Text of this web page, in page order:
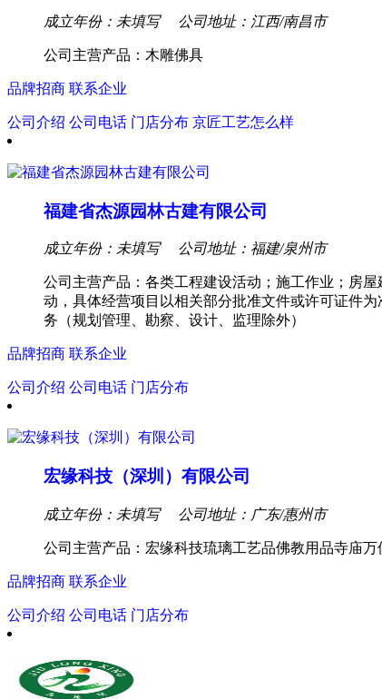
成立年份：未填写 公司地址：江西/南昌市
公司主营产品：木雕佛具
品牌招商 联系企业
公司介绍 公司电话 门店分布 京匠工艺怎么样
福建省杰源园林古建有限公司
成立年份：未填写 公司地址：福建/泉州市
公司主营产品：各类工程建设活动；施工作业；房
动，具体经营项目以相关部分批准文件或许可证件
务（规划管理、勘察、设计、监理除外）
品牌招商 联系企业
公司介绍 公司电话 门店分布
宏缘科技（深圳）有限公司
成立年份：未填写 公司地址：广东/惠州市
公司主营产品：宏缘科技琉璃工艺品佛教用品寺庙万
品牌招商 联系企业
公司介绍 公司电话 门店分布